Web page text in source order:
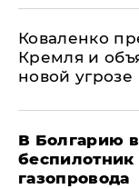
Коваленко
Кремля и
новой угрозе
В Болгарию
беспилотник
газопровода